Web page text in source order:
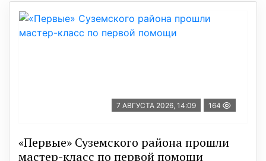
7 АВГУСТА 2026, 14:09 164
«Первые» Суземского района прошли
мастер-класс по первой помощи